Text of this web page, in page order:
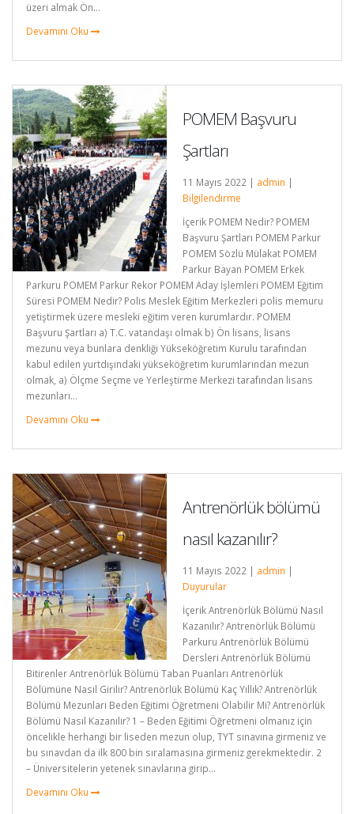
üzeri almak Ön...
Devamını Oku
POMEM Başvuru
Şartları
11 Mayıs 2022 | admin |
Bilgilendirme
İçerik POMEM Nedir? POMEM
Başvuru Şartları POMEM Parkur
POMEM Sözlü Mülakat POMEM
Parkur Bayan POMEM Erkek
Parkuru POMEM Parkur Rekor POMEM Aday İşlemleri POMEM Eğitim
Süresi POMEM Nedir? Polis Meslek Eğitim Merkezleri polis memuru
yetiştirmek üzere mesleki eğitim veren kurumlardır. POMEM
Başvuru Şartları a) T.C. vatandaşı olmak b) Ön lisans, lisans
mezunu veya bunlara denkliği Yükseköğretim Kurulu tarafından
kabul edilen yurtdışındaki yükseköğretim kurumlarından mezun
olmak, a) Ölçme Seçme ve Yerleştirme Merkezi tarafından lisans
mezunları...
Devamını Oku
Antrenörlük bölümü
nasıl kazanılır?
11 Mayıs 2022 | admin |
Duyurular
İçerik Antrenörlük Bölümü Nasıl
Kazanılır? Antrenörlük Bölümü
Parkuru Antrenörlük Bölümü
Dersleri Antrenörlük Bölümü
Bitirenler Antrenörlük Bölümü Taban Puanları Antrenörlük
Bölümüne Nasıl Girilir? Antrenörlük Bölümü Kaç Yıllık? Antrenörlük
Bölümü Mezunları Beden Eğitimi Öğretmeni Olabilir Mi? Antrenörlük
Bölümü Nasıl Kazanılır? 1 – Beden Eğitimi Öğretmeni olmanız için
öncelikle herhangi bir liseden mezun olup, TYT sınavına girmeniz ve
bu sınavdan da ilk 800 bin sıralamasına girmeniz gerekmektedir. 2
– Üniversitelerin yetenek sınavlarına girip...
Devamını Oku